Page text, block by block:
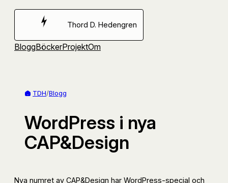
Hoppa
Thord D. Hedengren
BloggBöckerProjektOm
TDH/Blogg
WordPress i nya
CAP&Design
Nya numret av CAP&Design har WordPress-special och